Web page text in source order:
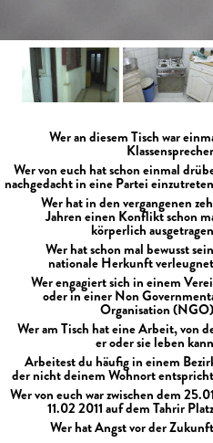
Wer an diesem Tisch war
Wer von euch hat schon einmal
nachgedacht in eine Partei
Wer hat in den vergangenen
Jahren einen Konflikt schon
körperlich
Wer hat schon mal bewusst
nationale Herkunft
Wer engagiert sich in einem
oder in einer Non
Organisation
Wer am Tisch hat eine Arbeit, von
er oder sie leben
Arbeitest du häufig in einem
der nicht deinem Wohnort
Wer von euch war zwischen dem
11.02 2011 auf dem Tahrir
Wer hat Angst vor der